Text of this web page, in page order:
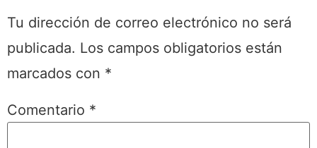
Tu dirección de correo electrónico no será
publicada. Los campos obligatorios están
marcados con *
Comentario *